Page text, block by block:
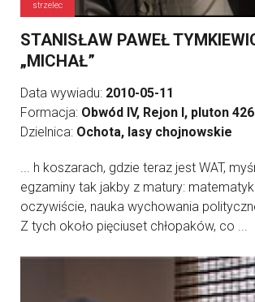
strzelec
STANISŁAW PAWEŁ
„MICHAŁ”
Data wywiadu: 2010-05-11
Formacja: Obwód IV, Rejon I, pluton 426
Dzielnica: Ochota, lasy chojnowskie
... h koszarach, gdzie teraz jest WAT,
egzaminy tak jakby z matury:
oczywiście, nauka wychowania
Z tych około pięciuset chłopaków, co ...